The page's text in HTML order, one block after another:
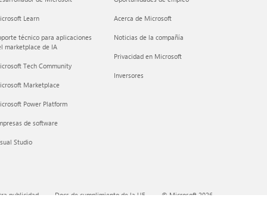
Learn
técnico para aplicaciones
marketplace de IA
Tech Community
Marketplace
Power Platform
de software
Studio
Acerca de Microsoft
Noticias de la compañía
Privacidad en Microsoft
Inversores
publicidad Docs de cumplimiento de la UE © Microsoft 2026